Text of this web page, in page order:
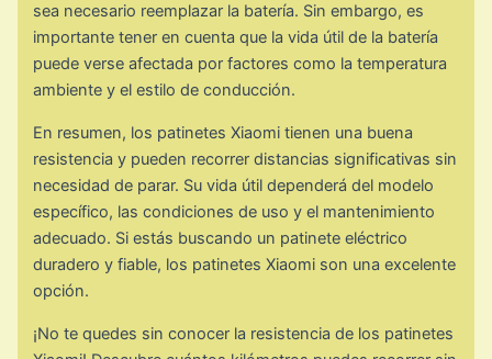
sea necesario reemplazar la batería. Sin embargo, es
importante tener en cuenta que la vida útil de la batería
puede verse afectada por factores como la temperatura
ambiente y el estilo de conducción.
En resumen, los patinetes Xiaomi tienen una buena
resistencia y pueden recorrer distancias significativas sin
necesidad de parar. Su vida útil dependerá del modelo
específico, las condiciones de uso y el mantenimiento
adecuado. Si estás buscando un patinete eléctrico
duradero y fiable, los patinetes Xiaomi son una excelente
opción.
¡No te quedes sin conocer la resistencia de los patinetes